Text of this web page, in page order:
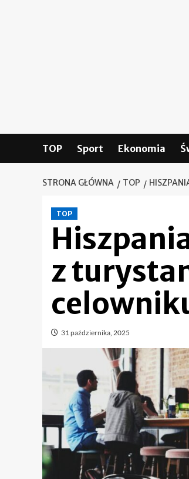
TOP Sport Ekonomia
STRONA GŁÓWNA TOP
TOP
z
31 października, 2025